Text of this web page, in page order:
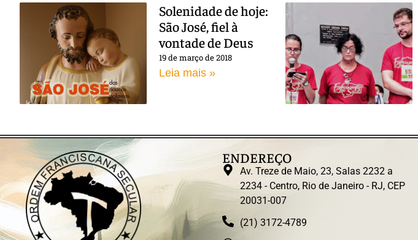
Solenidade de hoje:
São José, fiel à
vontade de Deus
19 de março de 2018
Leia mais »
ENDEREÇO
Av. Treze de Maio, 23, Salas 2232 a
2234 - Centro, Rio de Janeiro - RJ, CEP
20031-007
(21) 3172-4789